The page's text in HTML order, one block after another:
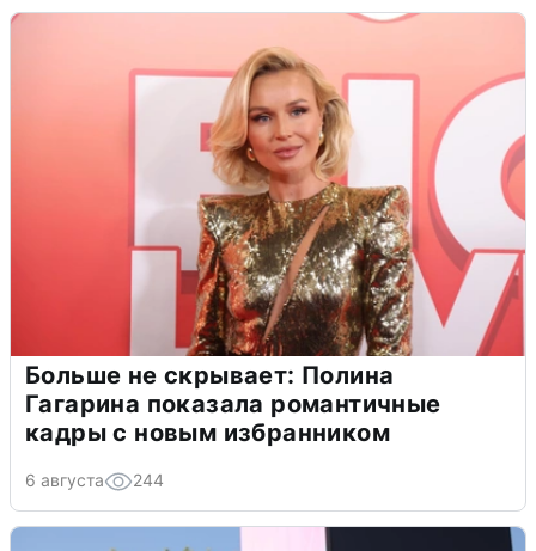
Больше не скрывает: Полина
Гагарина показала романтичные
кадры с новым избранником
6 августа 244